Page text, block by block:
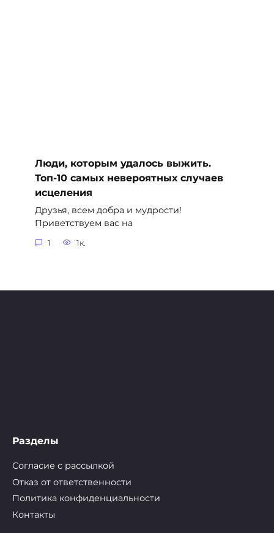
Люди, которым удалось выжить.
Топ-10 самых невероятных случаев
исцеления
Друзья, всем добра и мудрости!
Приветствуем вас на
1 1к.
Разделы
Согласие с рассылкой
Отказ от ответственности
Политика конфиденциальности
Контакты